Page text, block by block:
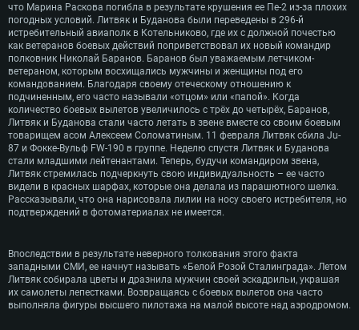
что Марина Раскова погибла в результате крушения ее Пе-2 из-за плохих
погодных условий. Литвяк и Буданова были переведены в 296-й
истребительный авиаполк в Котельниково, где их с должной почестью
как ветеранов боевых действий поприветствовал их новый командир
полковник Николай Баранов. Баранов был уважаемым летчиком-
ветераном, которым восхищались мужчины и женщины под его
командованием. Благодаря своему отеческому отношению к
подчиненным, его часто называли «отцом» или «папой». Когда
количество боевых вылетов увеличилось с трёх до четырёх, Баранов,
Литвяк и Буданова стали часто летать в звене вместе со своим боевым
товарищем асом Алексеем Соломатиным. 11 февраля Литвяк сбила Ju-
87 и Фокке-Вульф FW-190 в группе. Неделю спустя Литвяк и Буданова
стали младшими лейтенантами. Теперь, будучи командиром звена,
Литвяк стремилась подчеркнуть свою индивидуальность – ее часто
видели в красных шарфах, которые она делала из парашютного шелка.
Рассказывали, что она нарисовала лилии на носу своего истребителя, но
подтверждений в фотоматериалах не имеется.
Впоследствии в результате неверного толкования этого факта
западными СМИ, ее начнут называть «Белой Розой Сталинграда». Летом
Литвяк собирала цветы и дразнила мужчин своей эскадрильи, украшая
их самолеты лепестками. Возвращаясь с боевых вылетов она часто
выполняла фигуры высшего пилотажа на малой высоте над аэродромом.